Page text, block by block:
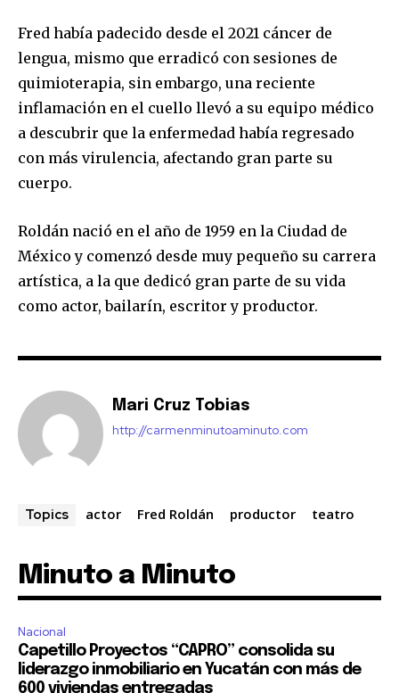
Fred había padecido desde el 2021 cáncer de
lengua, mismo que erradicó con sesiones de
quimioterapia, sin embargo, una reciente
inflamación en el cuello llevó a su equipo médico
a descubrir que la enfermedad había regresado
con más virulencia, afectando gran parte su
cuerpo.
Roldán nació en el año de 1959 en la Ciudad de
México y comenzó desde muy pequeño su carrera
artística, a la que dedicó gran parte de su vida
como actor, bailarín, escritor y productor.
Mari Cruz Tobias
http://carmenminutoaminuto.com
Topics actor Fred Roldán productor teatro
Minuto a Minuto
Nacional
Capetillo Proyectos “CAPRO” consolida su
liderazgo inmobiliario en Yucatán con más de
600 viviendas entregadas